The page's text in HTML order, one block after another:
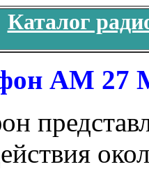
Каталог
АМ 27